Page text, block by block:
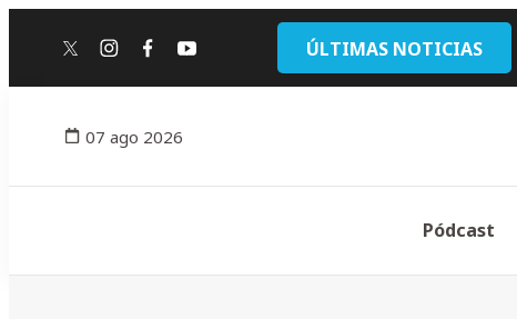
twitterinstagram
facebook
youtube ÚLTIMAS NOTICIAS
07 ago 2026
Pódcast